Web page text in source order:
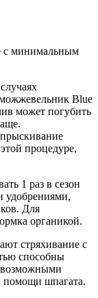
с минимальным
Blue
может погубить
процедуре,
1 раз в сезон
удобрениями,
Для
органикой.
стряхивание с
способны
возможными
помощи шпагата.